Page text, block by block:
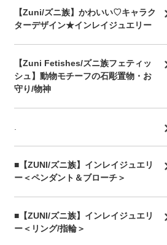
【Zuni/ズニ族】かわいい♡キャラク
ターデザイン★インレイジュエリー
【Zuni Fetishes/ズニ族フェティッ
シュ】動物モチーフの石彫置物・お
守り/物神
■【ZUNI/ズニ族】インレイジュエリ
ー＜ペンダント＆ブローチ＞
■【ZUNI/ズニ族】インレイジュエリ
ー＜リング/指輪＞